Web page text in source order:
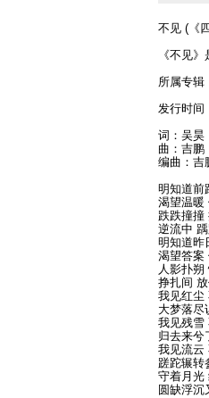
不见 (《
《不见
所属专辑
发行时间
词：吴昊
曲：吉鹏
编曲：吉
明知道前
渴望温暖
跌跌撞撞
逆流中
明知道昨
渴望答案
人影扑朔
挣扎间
我见红尘
大梦落尽
我见残雪
归去来兮
我见流云
蹉跎辗转
守着月光
圆缺浮沉